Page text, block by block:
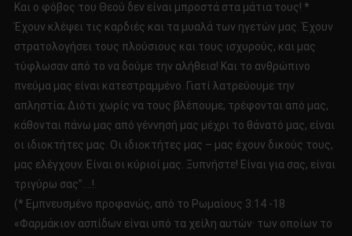
Και ο φόβος του Θεού δεν είναι μπροστά στα μάτια τους! *
Έχουν κλέψει τις καρδιές και τα μυαλά των ηγετών μας. Έχουν
στρατολογήσει τους πλούσιους και τους ισχυρούς, και μας
τύφλωσαν από το να δούμε την αλήθεια! Και το ανθρώπινο
πνεύμα μας είναι κατεστραμμένο. Γιατί λατρεύουμε την
απληστία; Διότι χωρίς να τους βλέπουμε, τρέφονται από μας,
κάθονται πάνω μας από γέννησή μας μέχρι το θάνατό μας, είναι
οι ιδιοκτήτες μας. Οι ιδιοκτήτες μας – μας έχουν δικούς τους,
μας ελέγχουν. Είναι οι κύριοί μας. Ξυπνήστε! Είναι για σας, είναι
τριγύρω σας”….!.
(* Εμπνευσμένο προφανώς, από το Ρωμαίους 3:14 -18
«Φαρμάκιον ασπίδων είναι υπό τα χείλη αυτών· των οποίων το